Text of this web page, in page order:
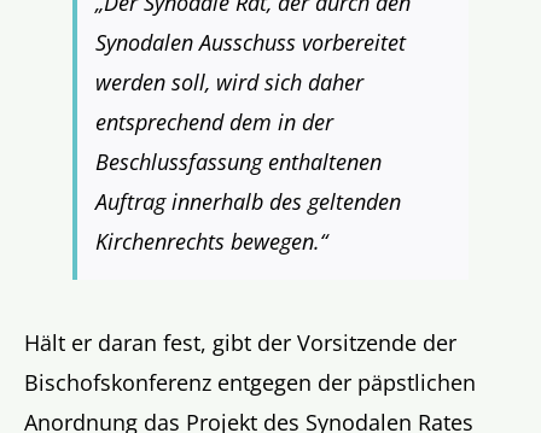
Synodalen Ausschuss vorbereitet
werden soll, wird sich daher
entsprechend dem in der
Beschlussfassung enthaltenen
Auftrag innerhalb des geltenden
Kirchenrechts bewegen.“
Hält er daran fest, gibt der Vorsitzende der
Bischofskonferenz entgegen der päpstlichen
Anordnung das Projekt des Synodalen Rates